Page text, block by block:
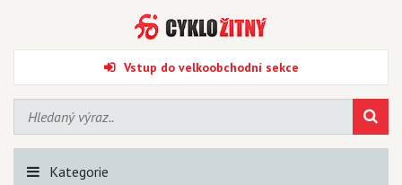
Vstup do velkoobchodní sekce
Kategorie